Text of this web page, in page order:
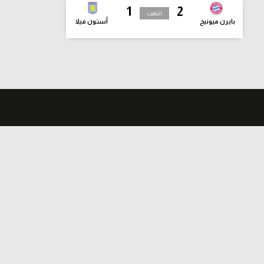
2
بايرن ميونيخ
1
أستون فيلا
انتهت